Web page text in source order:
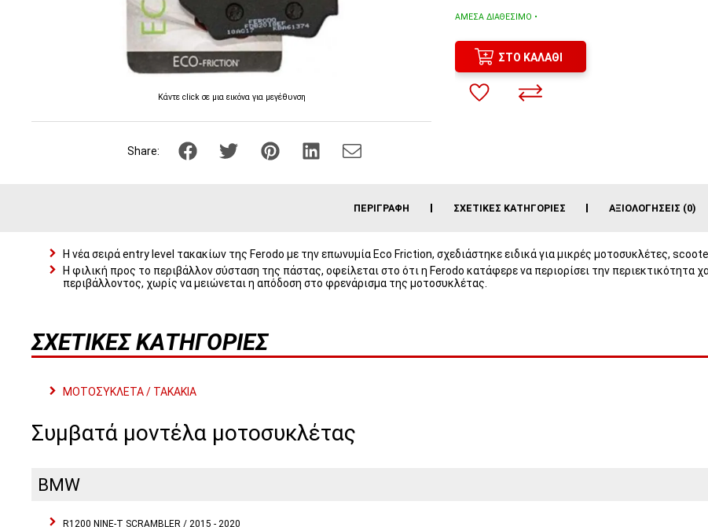
Κάντε click σε μια εικόνα για μεγέθυνση
Share:
ΆΜΕΣΑ ΔΙΑΘΈΣΙΜΟ •
ΣΤΟ ΚΑΛΆΘΙ
ΠΕΡΙΓΡΑΦΉ ΣΧΕΤΙΚΈΣ ΚΑΤΗΓΟΡΊΕΣ ΑΞΙΟΛΟΓΉΣΕΙΣ (0)
Η νέα σειρά entry level τακακίων της Ferodo με την επωνυμία Eco Friction, σχεδιάστηκε ειδικά για μικρές μοτοσυκλέτες,
Η φιλική προς το περιβάλλον σύσταση της πάστας, οφείλεται στο ότι η Ferodo κατάφερε να περιορίσει την περιεκτικότητα
περιβάλλοντος, χωρίς να μειώνεται η απόδοση στο φρενάρισμα της μοτοσυκλέτας.
ΣΧΕΤΙΚΈΣ ΚΑΤΗΓΟΡΊΕΣ
ΜΟΤΟΣΥΚΛΕΤΑ / ΤΑΚΑΚΙΑ
Συμβατά μοντέλα μοτοσυκλέτας
BMW
R1200 NINE-T SCRAMBLER / 2015 - 2020